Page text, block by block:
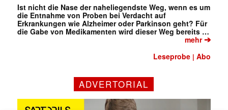
Mit dem |transkript-Newsletter
jede Woche aktuell informiert.
Ist nicht die Nase der naheliegendste Weg, wenn es um
die Entnahme von Proben bei Verdacht auf
Erkrankungen wie Alzheimer oder Parkinson geht? Für
die Gabe von Medikamenten wird dieser Weg bereits …
mehr➔
Leseprobe |Abo
ADVERTORIAL